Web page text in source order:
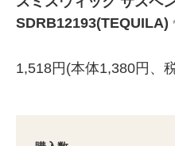
SDRB12193(TEQUILA)
1,518円(本体1,380円、